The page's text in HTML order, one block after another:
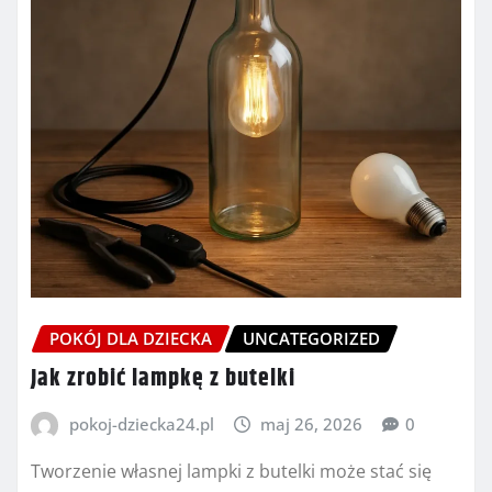
POKÓJ DLA DZIECKA UNCATEGORIZED
Jak zrobić lampkę z butelki
pokoj-dziecka24.pl maj 26, 2026 0
Tworzenie własnej lampki z butelki może stać się